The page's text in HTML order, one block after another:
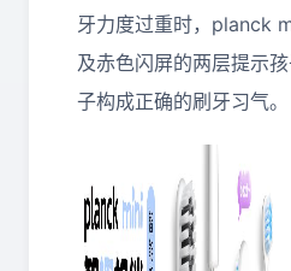
牙力度过重时，planck
及赤色闪屏的两层提示
子构成正确的刷牙习气。